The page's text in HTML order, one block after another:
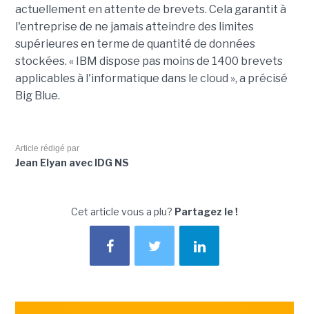
actuellement en attente de brevets. Cela garantit à
l'entreprise de ne jamais atteindre des limites
supérieures en terme de quantité de données
stockées. « IBM dispose pas moins de 1400 brevets
applicables à l'informatique dans le cloud », a précisé
Big Blue.
Article rédigé par
Jean Elyan avec IDG NS
Cet article vous a plu? Partagez le !